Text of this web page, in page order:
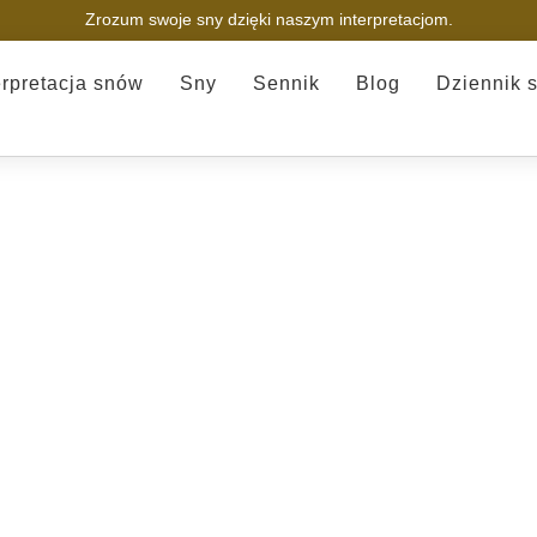
Zrozum swoje sny dzięki naszym interpretacjom.
snów Sny Sennik Blog Dziennik